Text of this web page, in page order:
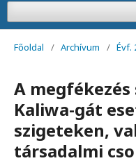
Főoldal / Archívum / Évf.
A
Kaliwa-gát
szigeteken,
társadalmi